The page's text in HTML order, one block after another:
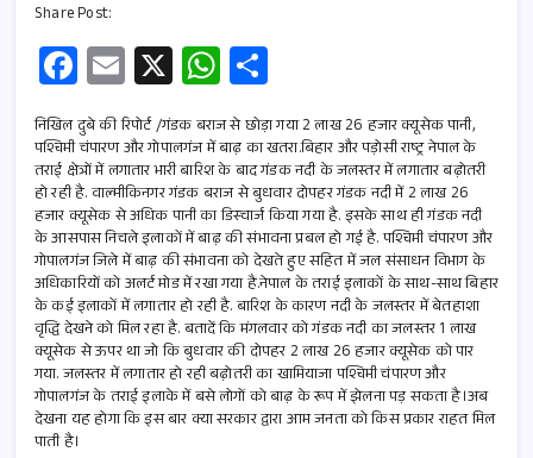
Share Post:
Fa
ce
b
o
o
k
E
m
ail
X W
h
at
s
A
p
p
h
ar
e
निखिल दुबे की रिपोर्ट /गंडक बराज से छोड़ा गया 2 लाख 26 हजार क्यूसेक पानी,
पश्चिमी चंपारण और गोपालगंज में बाढ़ का खतरा.बिहार और पड़ोसी राष्ट्र नेपाल के
तराई क्षेत्रों में लगातार भारी बारिश के बाद गंडक नदी के जलस्तर में लगातार बढ़ोतरी
हो रही है. वाल्मीकिनगर गंडक बराज से बुधवार दोपहर गंडक नदी में 2 लाख 26
हजार क्यूसेक से अधिक पानी का डिस्चार्ज किया गया है. इसके साथ ही गंडक नदी
के आसपास निचले इलाकों में बाढ़ की संभावना प्रबल हो गई है. पश्चिमी चंपारण और
गोपालगंज जिले में बाढ़ की संभावना को देखते हुए सहित में जल संसाधन विभाग के
अधिकारियों को अलर्ट मोड में रखा गया है.नेपाल के तराई इलाकों के साथ-साथ बिहार
के कई इलाकों में लगातार हो रही है. बारिश के कारण नदी के जलस्तर में बेतहाशा
वृद्धि देखने को मिल रहा है. बतादें कि मंगलवार को गंडक नदी का जलस्तर 1 लाख
क्यूसेक से ऊपर था जो कि बुधवार की दोपहर 2 लाख 26 हजार क्यूसेक को पार
गया. जलस्तर में लगातार हो रही बढ़ोतरी का खामियाजा पश्चिमी चंपारण और
गोपालगंज के तराई इलाके में बसे लोगों को बाढ़ के रूप में झेलना पड़ सकता है।अब
देखना यह होगा कि इस बार क्या सरकार द्वारा आम जनता को किस प्रकार राहत मिल
पाती है।